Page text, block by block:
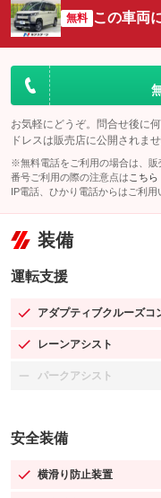
無料 この車両
お気軽にどうぞ。問合せ後に
ドレスは販売店に公開されませ
※無料電話をご利用の場合は、
番号ご利用の際の注意点は こちら
IP電話、ひかり電話からはご利用
装備
運転支援
アダプティブクルーズコ
：装備あり
レーンアシスト
：装備あり
パークアシスト
：装備なし
安全装備
横滑り防止装置
：装備あり